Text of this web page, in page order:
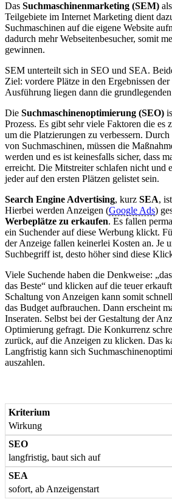
Das Suchmaschinenmarketing (SEM)
Teilgebiete im Internet Marketing dient
Suchmaschinen auf die eigene Website
dadurch mehr Webseitenbesucher, somit
gewinnen.
SEM unterteilt sich in SEO und SEA.
Ziel: vordere Plätze in den Ergebnissen
Ausführung liegen dann die
Die Suchmaschinenoptimierung (SEO)
Prozess. Es gibt sehr viele Faktoren die es
um die Platzierungen zu verbessern.
von Suchmaschinen, müssen die
werden und es ist keinesfalls sicher, dass
erreicht. Die Mitstreiter schlafen nicht und
jeder auf den ersten Plätzen gelistet sein.
Search Engine Advertising, kurz SEA,
Hierbei werden Anzeigen (Google Ads)
Werbeplätze zu erkaufen. Es fallen
ein Suchender auf diese Werbung klickt.
der Anzeige fallen keinerlei Kosten an. Je
Suchbegriff ist, desto höher sind diese
Viele Suchende haben die Denkweise:
das Beste“ und klicken auf die teuer
Schaltung von Anzeigen kann somit
das Budget aufbrauchen. Dann erscheint
Inseraten. Selbst bei der Gestaltung der
Optimierung gefragt. Die Konkurrenz
zurück, auf die Anzeigen zu klicken. Das
Langfristig kann sich
auszahlen.
Wirkung
langfristig, baut sich auf
sofort, ab Anzeigenstart